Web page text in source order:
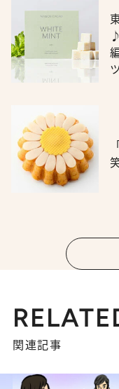
♪
関連記事